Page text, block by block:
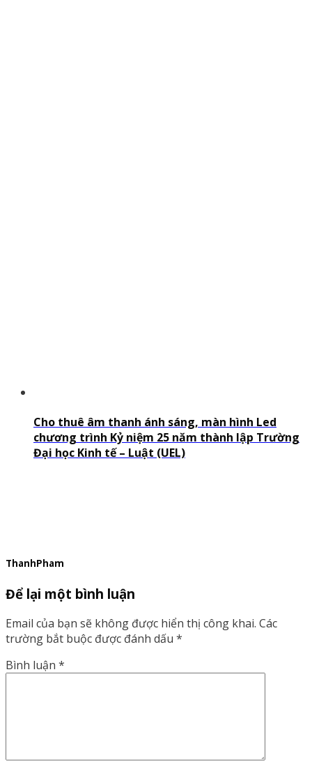
Cho thuê âm thanh ánh sáng, màn hình Led
chương trình Kỷ niệm 25 năm thành lập Trường
Đại học Kinh tế – Luật (UEL)
ThanhPham
Để lại một bình luận
Email của bạn sẽ không được hiển thị công khai. Các
trường bắt buộc được đánh dấu *
Bình luận *